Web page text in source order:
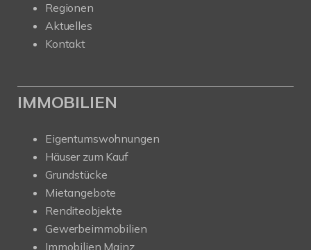
Regionen
Aktuelles
Kontakt
IMMOBILIEN
Eigentumswohnungen
Häuser zum Kauf
Grundstücke
Mietangebote
Renditeobjekte
Gewerbeimmobilien
Immobilien Mainz